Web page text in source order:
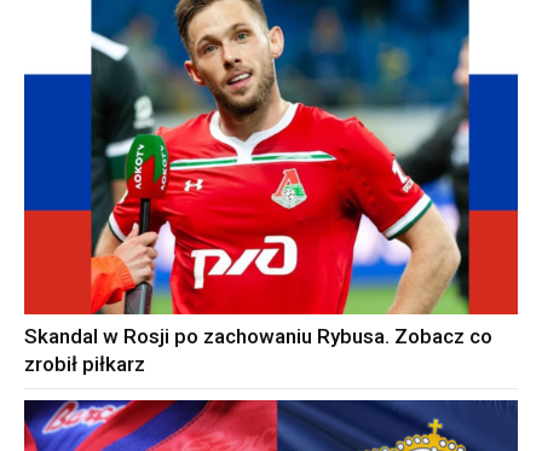
Skandal w Rosji po zachowaniu Rybusa. Zobacz co
zrobił piłkarz